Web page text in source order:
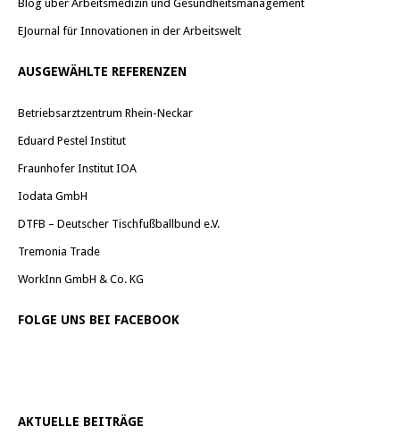
Blog über Arbeitsmedizin und Gesundheitsmanagement
EJournal für Innovationen in der Arbeitswelt
AUSGEWÄHLTE REFERENZEN
Betriebsarztzentrum Rhein-Neckar
Eduard Pestel Institut
Fraunhofer Institut IOA
Iodata GmbH
DTFB – Deutscher Tischfußballbund e.V.
Tremonia Trade
WorkInn GmbH & Co. KG
FOLGE UNS BEI FACEBOOK
AKTUELLE BEITRÄGE